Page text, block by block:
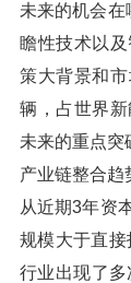
未来的机会
瞻性技术以
策大背景和
辆，占世界
未来的重点突
产业链整合趋
从近期3年资
规模大于直
行业出现了